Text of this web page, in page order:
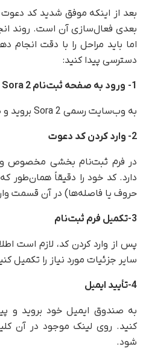
بعدی فعال‌سازی آن است. روند
اما باید مراحل را با دقت انجام
دسترسی پیدا کنید:
1- ورود به صفحه ثبت‌نام Sora 2
به وب‌سایت رسمی Sora 2 بروید و صفحه‌ ثبت‌نام را پیدا کنید.
2- وارد کردن کد دعوت
دارد. کد خود را دقیقاً همان‌طور
حروف یا فاصله‌ها) در آن قسمت
3-تکمیل فرم ثبت‌نام
پس از وارد کردن کد، لازم است
سایر جزئیات مورد نیاز را تکمیل
4-تأیید ایمیل
به صندوق ایمیل خود بروید و
کنید. روی لینک موجود در آن
شود.